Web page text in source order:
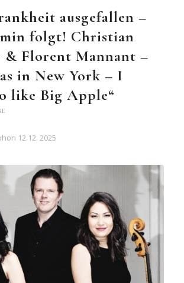
ausgefallen –
folgt! Christian
& Florent Mannant –
in New York – I
like Big Apple“
12.12. 2025